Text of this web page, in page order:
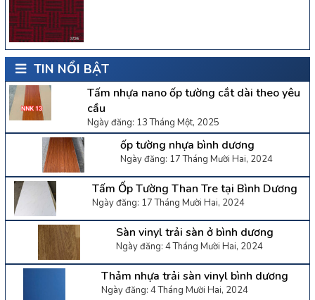
TIN NỔI BẬT
Tấm nhựa nano ốp tường cắt dài theo yêu
cầu
Ngày đăng: 13 Tháng Một, 2025
ốp tường nhựa bình dương
Ngày đăng: 17 Tháng Mười Hai, 2024
Tấm Ốp Tường Than Tre tại Bình Dương
Ngày đăng: 17 Tháng Mười Hai, 2024
Sàn vinyl trải sàn ở bình dương
Ngày đăng: 4 Tháng Mười Hai, 2024
Thảm nhựa trải sàn vinyl bình dương
Ngày đăng: 4 Tháng Mười Hai, 2024